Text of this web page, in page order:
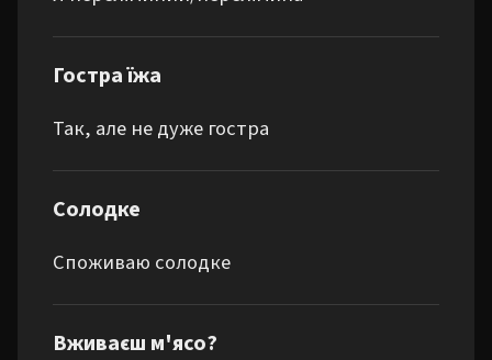
Гостра їжа
Так, але не дуже гостра
Солодке
Споживаю солодке
Вживаєш м'ясо?